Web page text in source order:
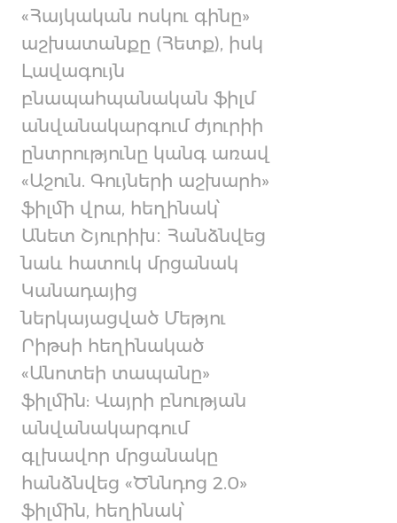
«Հայկական ոսկու գինը»
աշխատանքը (Հետք), իսկ
Լավագույն
բնապահպանական ֆիլմ
անվանակարգում ժյուրիի
ընտրությունը կանգ առավ
«Աշուն. Գույների աշխարհ»
ֆիլմի վրա, հեղինակ՝
Անետ Շյուրիխ։ Հանձնվեց
նաև հատուկ մրցանակ
Կանադայից
ներկայացված Մեթյու
Րիթսի հեղինակած
«Անոտեի տապանը»
ֆիլմին: Վայրի բնության
անվանակարգում
գլխավոր մրցանակը
հանձնվեց «Ծննդոց 2.0»
ֆիլմին, հեղինակ՝